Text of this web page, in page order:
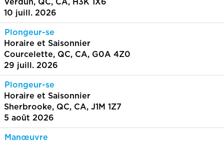
Verdun, QC, CA, H3K 1X6
10 juill. 2026
Plongeur-se
Horaire et Saisonnier
Courcelette, QC, CA, G0A 4Z0
29 juill. 2026
Plongeur-se
Horaire et Saisonnier
Sherbrooke, QC, CA, J1M 1Z7
5 août 2026
Manœuvre